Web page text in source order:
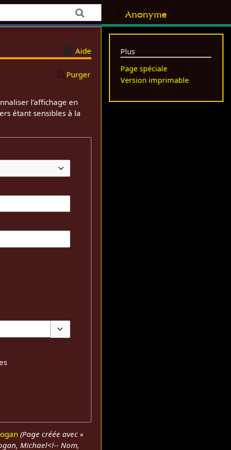
Anonyme
Aide
Purger
l’affichage en
étant sensibles à la
(Page créée avec «
Michael<!-- Nom,
Plus
Page spéciale
Version imprimable